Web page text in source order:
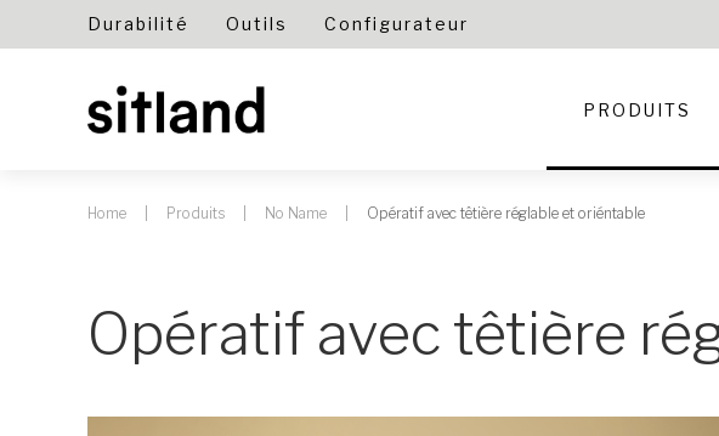
Durabilité Outils Configurateur
PRODUITS
Home Produits No Name Opératif avec têtière réglable et oriéntable
Opératif avec têtière